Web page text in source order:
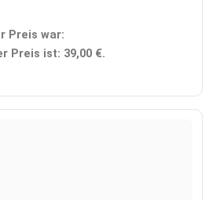
Preis war:
Preis ist: 39,00 €.